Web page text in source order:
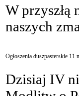
W przyszłą
naszych
Ogłoszenia duszpasterskie 11
Dzisiaj IV